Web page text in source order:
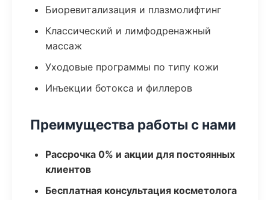
Биоревитализация и плазмолифтинг
Классический и лимфодренажный
массаж
Уходовые программы по типу кожи
Инъекции ботокса и филлеров
Преимущества работы с нами
Рассрочка 0% и акции для постоянных
клиентов
Бесплатная консультация косметолога